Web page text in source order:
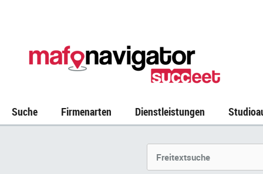
Suche Firmenarten Dienstleistungen